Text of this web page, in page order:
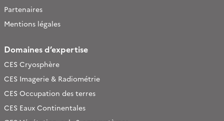
Partenaires
Mentions légales
Domaines d’expertise
CES Cryosphère
CES Imagerie & Radiométrie
CES Occupation des terres
CES Eaux Continentales